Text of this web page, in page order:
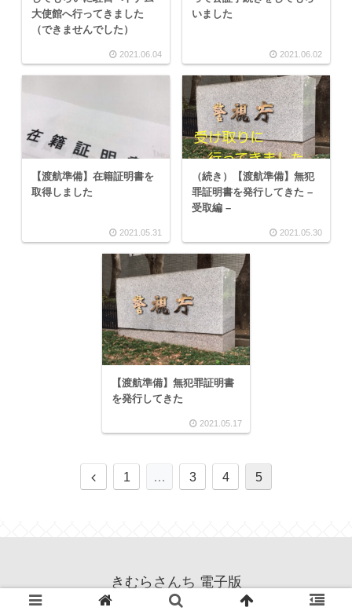
大使館へ行ってきました
（できませんでした）
2021.06.04
いました
2021.06.02
【渡航準備】在籍証明書を
取得しました
2021.05.31
（続き）【渡航準備】無犯
罪証明書を発行してきた –
受取編 –
2021.05.30
【渡航準備】無犯罪証明書
を発行してきた
2021.05.17
1 … 3 4 5
きむらさんち 電子版
© 2021 きむらさんち 電子版.